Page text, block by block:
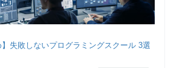
】失敗しないプログラミングスクール 3選